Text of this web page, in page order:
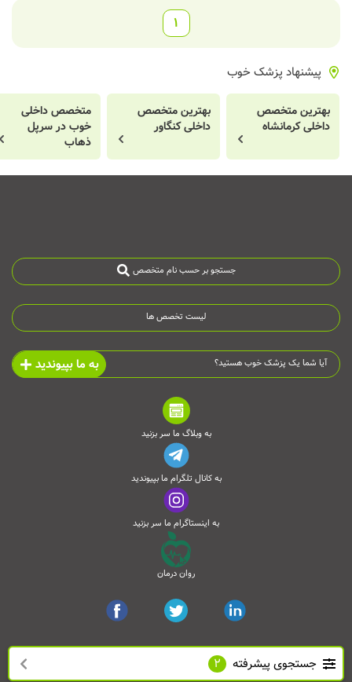
جستجوی پیشرفته 2
1
پیشنهاد پزشک خوب
بهترین متخصص
داخلی کرمانشاه
بهترین متخصص
داخلی کنگاور
متخصص داخلی
خوب در سرپل
ذهاب
جستجو بر حسب نام متخصص
لیست تخصص ها
آیا شما یک پزشک خوب هستید؟ به ما بپیوندید
به وبلاگ ما سر بزنید
به کانال تلگرام ما بپیوندید
به اینستاگرام ما سر بزنید
روان درمان
تمامی حقوق این وب‌سایت محفوظ است و انتشار مطالب آن با ذکر منبع بلامانع می‌باشد